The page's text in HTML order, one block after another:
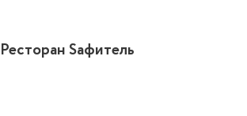
Ресторан Sафитель